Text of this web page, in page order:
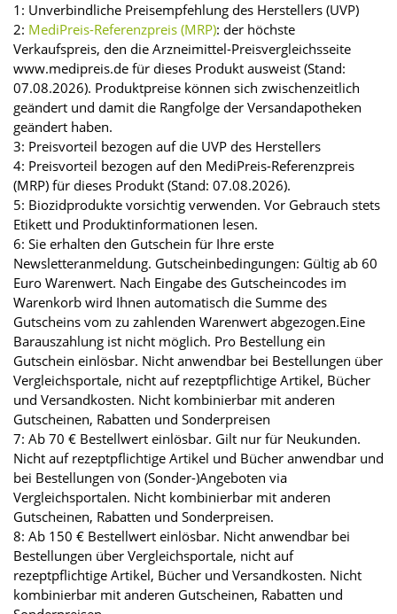
1: Unverbindliche Preisempfehlung des Herstellers (UVP)
2: MediPreis-Referenzpreis (MRP): der höchste
Verkaufspreis, den die Arzneimittel-Preisvergleichsseite
www.medipreis.de für dieses Produkt ausweist (Stand:
07.08.2026). Produktpreise können sich zwischenzeitlich
geändert und damit die Rangfolge der Versandapotheken
geändert haben.
3: Preisvorteil bezogen auf die UVP des Herstellers
4: Preisvorteil bezogen auf den MediPreis-Referenzpreis
(MRP) für dieses Produkt (Stand: 07.08.2026).
5: Biozidprodukte vorsichtig verwenden. Vor Gebrauch stets
Etikett und Produktinformationen lesen.
6: Sie erhalten den Gutschein für Ihre erste
Newsletteranmeldung. Gutscheinbedingungen: Gültig ab 60
Euro Warenwert. Nach Eingabe des Gutscheincodes im
Warenkorb wird Ihnen automatisch die Summe des
Gutscheins vom zu zahlenden Warenwert abgezogen.Eine
Barauszahlung ist nicht möglich. Pro Bestellung ein
Gutschein einlösbar. Nicht anwendbar bei Bestellungen über
Vergleichsportale, nicht auf rezeptpflichtige Artikel, Bücher
und Versandkosten. Nicht kombinierbar mit anderen
Gutscheinen, Rabatten und Sonderpreisen
7: Ab 70 € Bestellwert einlösbar. Gilt nur für Neukunden.
Nicht auf rezeptpflichtige Artikel und Bücher anwendbar und
bei Bestellungen von (Sonder-)Angeboten via
Vergleichsportalen. Nicht kombinierbar mit anderen
Gutscheinen, Rabatten und Sonderpreisen.
8: Ab 150 € Bestellwert einlösbar. Nicht anwendbar bei
Bestellungen über Vergleichsportale, nicht auf
rezeptpflichtige Artikel, Bücher und Versandkosten. Nicht
kombinierbar mit anderen Gutscheinen, Rabatten und